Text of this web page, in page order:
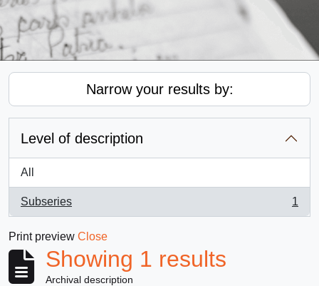
Narrow your results by:
Level of description
All
Subseries
, 1 results
1
Print preview Close
Showing 1 results
Archival description